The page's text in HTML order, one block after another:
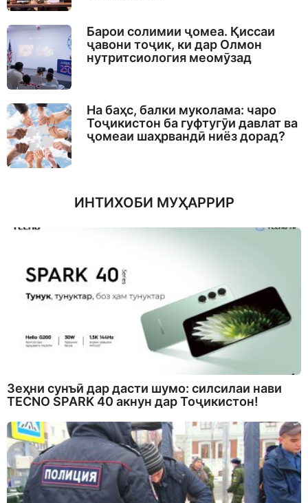
Барои солимии ҷомеа. Қиссаи
ҷавони тоҷик, ки дар Олмон
нутритсиология меомӯзад
На баҳс, балки муколама: чаро
Тоҷикистон ба гуфтугӯи давлат ва
ҷомеаи шаҳрвандӣ ниёз дорад?
ИНТИХОБИ МУҲАРРИР
Зеҳни сунъӣ дар дасти шумо: силсилаи нави
TECNO SPARK 40 акнун дар Тоҷикистон!